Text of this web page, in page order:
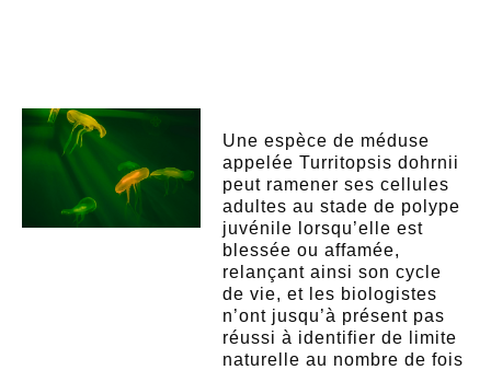
Une espèce de méduse
appelée Turritopsis dohrnii
peut ramener ses cellules
adultes au stade de polype
juvénile lorsqu’elle est
blessée ou affamée,
relançant ainsi son cycle
de vie, et les biologistes
n’ont jusqu’à présent pas
réussi à identifier de limite
naturelle au nombre de fois